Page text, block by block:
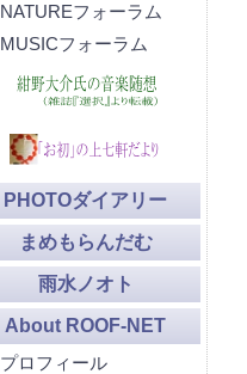
NATUREフォーラム
MUSICフォーラム
PHOTOダイアリー
まめもらんだむ
雨水ノオト
About ROOF-NET
プロフィール